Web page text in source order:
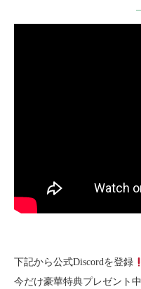
下記から公式Discordを登録
今だけ豪華特典プレゼント中